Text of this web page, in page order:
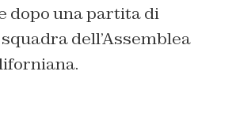
dopo una partita di
dell’Assemblea